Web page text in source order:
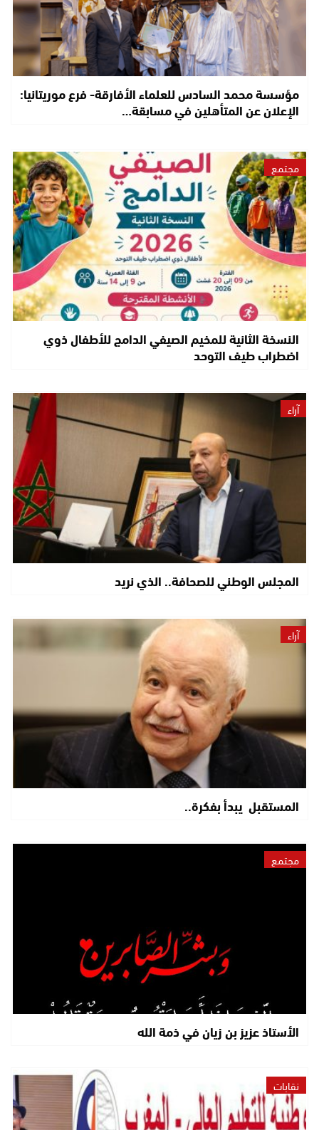
مؤسسة محمد السادس للعلماء الأفارقة- فرع موريتانيا:
الإعلان عن المتأهلين في مسابقة…
مجتمع
النسخة الثانية للمخيم الصيفي الدامج للأطفال ذوي
اضطراب طيف التوحد
آراء
المجلس الوطني للصحافة.. الذي نريد
آراء
المستقبل يبدأ بفكرة..
مجتمع
الأستاذ عزيز بن زيان في ذمة الله
نقابات